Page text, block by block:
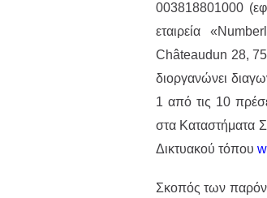
003818801000
εταιρεία
Châteaudun 28,
διοργανώνει
1 από τις 10
στα
Δικτυακού τόπου
Σκοπός των